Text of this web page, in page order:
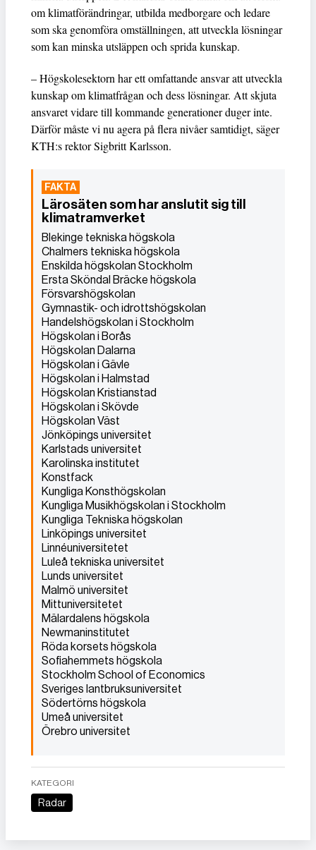
om klimatförändringar, utbilda medborgare och ledare
som ska genomföra omställningen, att utveckla lösningar
som kan minska utsläppen och sprida kunskap.
– Högskolesektorn har ett omfattande ansvar att utveckla
kunskap om klimatfrågan och dess lösningar. Att skjuta
ansvaret vidare till kommande generationer duger inte.
Därför måste vi nu agera på flera nivåer samtidigt, säger
KTH:s rektor Sigbritt Karlsson.
Lärosäten som har anslutit sig till
klimatramverket
Blekinge tekniska högskola
Chalmers tekniska högskola
Enskilda högskolan Stockholm
Ersta Sköndal Bräcke högskola
Försvarshögskolan
Gymnastik- och idrottshögskolan
Handelshögskolan i Stockholm
Högskolan i Borås
Högskolan Dalarna
Högskolan i Gävle
Högskolan i Halmstad
Högskolan Kristianstad
Högskolan i Skövde
Högskolan Väst
Jönköpings universitet
Karlstads universitet
Karolinska institutet
Konstfack
Kungliga Konsthögskolan
Kungliga Musikhögskolan i Stockholm
Kungliga Tekniska högskolan
Linköpings universitet
Linnéuniversitetet
Luleå tekniska universitet
Lunds universitet
Malmö universitet
Mittuniversitetet
Mälardalens högskola
Newmaninstitutet
Röda korsets högskola
Sofiahemmets högskola
Stockholm School of Economics
Sveriges lantbruksuniversitet
Södertörns högskola
Umeå universitet
Örebro universitet
KATEGORI
Radar